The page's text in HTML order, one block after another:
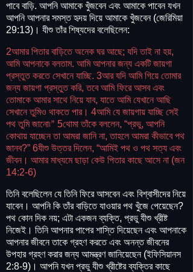
পাবে বাড়ি. আপনি আমাকে খুঁজবেন এবং আমাকে পাবেন যখন
আপনি আপনার সমস্ত হৃদয় দিয়ে আমাকে খুঁজবেন (জেরিমিয়া
29:13)। যীশু তাঁর শিষ্যদের বলেছিলেন:
2আমার পিতার বাড়িতে অনেক ঘর আছে; যদি তাই না হয়,
আমি আপনাকে বলতাম. আমি আপনার জন্য একটি জায়গা
প্রস্তুত করতে সেখানে যাচ্ছি. 3আর যদি আমি গিয়ে তোমার
জন্য জায়গা প্রস্তুত করি, তবে আমি ফিরে আসব এবং
তোমাকে আমার সাথে নিয়ে যাব, যাতে আমি যেখানে আছি
সেখানে তুমিও থাকতে পার। 4আমি যে জায়গায় যাচ্ছি সেই
পথ তুমি জানো৷” 5থোমা তাঁকে বললেন, “প্রভু, আপনি
কোথায় যাচ্ছেন তা আমরা জানি না, তাহলে আমরা কীভাবে পথ
জানব?” 6যীশু উত্তর দিলেন, “আমিই পথ ও পথ সত্য এবং
জীবন। আমার মাধ্যমে ছাড়া কেউ পিতার কাছে আসে না (জন
14:2-6)
তিনি বলেছিলেন যে তিনি ফিরে আসবেন এবং বিশ্বাসীদের নিয়ে
যাবেন। আপনি কি তাঁর বাড়িতে যাওয়ার পথ খুঁজে পেয়েছেন?
পথ কোন দিক নয়; এটা একজন ব্যক্তি, প্রভু যীশু খ্রীষ্ট
নিজেই। তিনি আপনার পাপের শাস্তি দিয়েছেন এবং আপনাকে
আপনার জীবনে তাকে গ্রহণ করতে এবং অনন্ত জীবনের
উপহার গ্রহণ করার জন্য আমন্ত্রণ জানিয়েছেন (ইফিসিয়ানস
2:8-9)। আপনি যখন প্রভু যীশু খ্রীষ্টের ব্যক্তির কাছে